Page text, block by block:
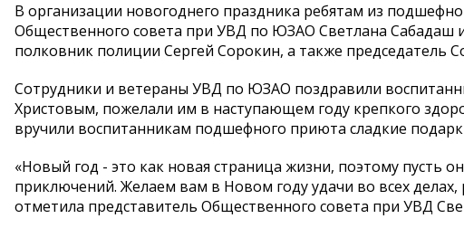
В организации новогоднего праздника ребятам из
Общественного совета при УВД по ЮЗАО Светлана Сабадаш
полковник полиции Сергей Сорокин, а также председатель
Сотрудники и ветераны УВД по ЮЗАО поздравили
Христовым, пожелали им в наступающем году крепкого
вручили воспитанникам подшефного приюта сладкие
«Новый год - это как новая страница жизни, поэтому пусть
приключений. Желаем вам в Новом году удачи во всех
отметила представитель Общественного совета при УВД